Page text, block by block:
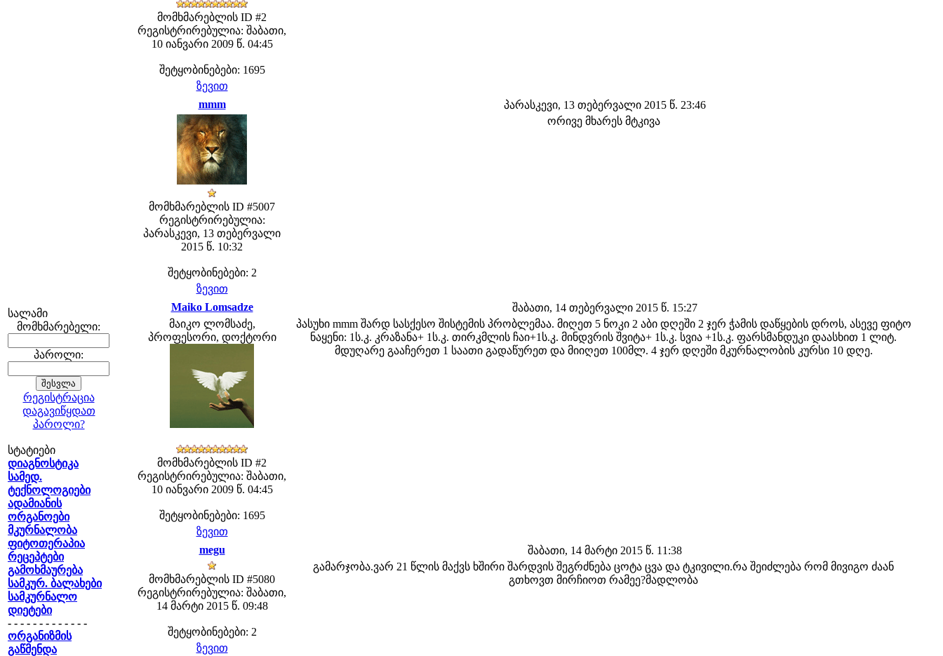
სალამი
მომხმარებელი:
პაროლი:
რეგისტრაცია
დაგავიწყდათ
პაროლი?
სტატიები
დიაგნოსტიკა
სამედ.
ტექნოლოგიები
ადამიანის
ორგანოები
მკურნალობა
ფიტოთერაპია
რეცეპტები
გამოხმაურება
სამკურ. ბალახები
სამკურნალო
დიეტები
- - - - - - - - - - - - -
ორგანიზმის
გაწმენდა
მომხმარებლის ID #2
რეგისტრირებულია: შაბათი,
10 იანვარი 2009 წ. 04:45
შეტყობინებები: 1695
ზევით
mmm
პარასკევი, 13 თებერვალი 2015 წ. 23:46
მომხმარებლის ID #5007
რეგისტრირებულია:
პარასკევი, 13 თებერვალი
2015 წ. 10:32
შეტყობინებები: 2
ორივე მხარეს მტკივა
ზევით
Maiko Lomsadze
შაბათი, 14 თებერვალი 2015 წ. 15:27
მაიკო ლომსაძე,
პროფესორი, დოქტორი
მომხმარებლის ID #2
რეგისტრირებულია: შაბათი,
10 იანვარი 2009 წ. 04:45
შეტყობინებები: 1695
პასუხი mmm შარდ სასქესო შისტემის პრობლემაა. მიღეთ 5 ნოკი 2 აბი დღეში 2 ჯერ ჭამის დაწყების დროს, ასევე ფიტო
ნაყენი: 1ს.კ. კრაზანა+ 1ს.კ. თირკმლის ჩაი+1ს.კ. მინდვრის შვიტა+ 1ს.კ. სვია +1ს.კ. ფარსმანდუკი დაასხით 1 ლიტ.
მდუღარე გააჩერეთ 1 საათი გადაწურეთ და მიიღეთ 100მლ. 4 ჯერ დღეში მკურნალობის კურსი 10 დღე.
ზევით
megu
შაბათი, 14 მარტი 2015 წ. 11:38
მომხმარებლის ID #5080
რეგისტრირებულია: შაბათი,
14 მარტი 2015 წ. 09:48
შეტყობინებები: 2
გამარჯობა.ვარ 21 წლის მაქვს ხშირი შარდვის შეგრძნება ცოტა ცვა და ტკივილი.რა შეიძლება რომ მივიგო ძაან
გთხოვთ მირჩიოთ რამეე?მადლობა
ზევით